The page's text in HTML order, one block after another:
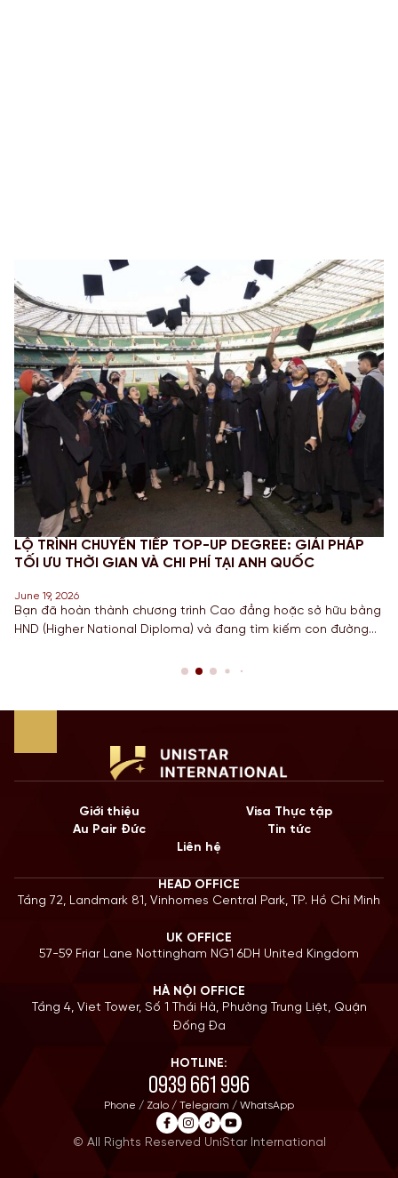
LỘ TRÌNH CHUYỂN TIẾP TOP-UP DEGREE: GIẢI PHÁP
TỐI ƯU THỜI GIAN VÀ CHI PHÍ TẠI ANH QUỐC
June 19, 2026
Bạn đã hoàn thành chương trình Cao đẳng hoặc sở hữu bằng
HND (Higher National Diploma) và đang tìm kiếm con đường
Quốc gia có nền giáo dục hàng đầu? Lộ trình chuyển tiếp
Giới thiệu
Visa Thực tập
Au Pair Đức
Tin tức
Liên hệ
HEAD OFFICE
Tầng 72, Landmark 81, Vinhomes Central Park, TP. Hồ Chí Minh
UK OFFICE
57-59 Friar Lane Nottingham NG1 6DH United Kingdom
HÀ NỘI OFFICE
Tầng 4, Viet Tower, Số 1 Thái Hà, Phường Trung Liệt, Quận
Đống Đa
HOTLINE:
0939 661 996
Phone / Zalo / Telegram / WhatsApp
© All Rights Reserved UniStar International